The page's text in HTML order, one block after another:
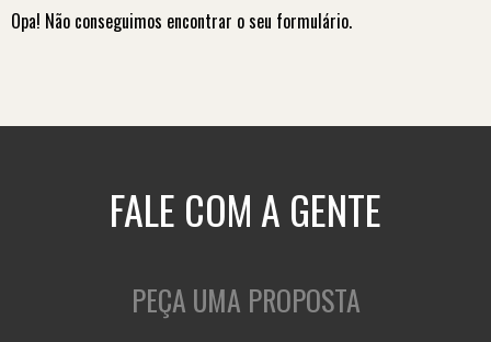
Opa! Não conseguimos encontrar o seu formulário.
FALE COM A GENTE
PEÇA UMA PROPOSTA